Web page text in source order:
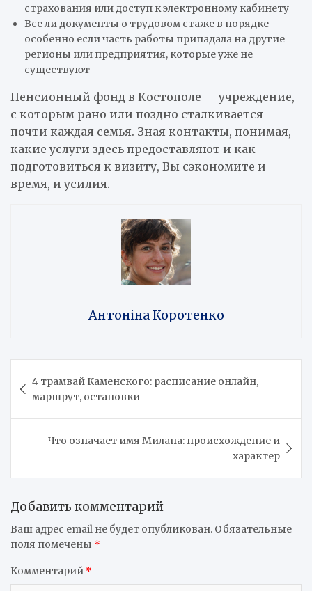
страхования или доступ к электронному кабинету
Все ли документы о трудовом стаже в порядке —
особенно если часть работы припадала на другие
регионы или предприятия, которые уже не
существуют
Пенсионный фонд в Костополе — учреждение,
с которым рано или поздно сталкивается
почти каждая семья. Зная контакты, понимая,
какие услуги здесь предоставляют и как
подготовиться к визиту, Вы сэкономите и
время, и усилия.
Антоніна Коротенко
по
записям
4 трамвай Каменского: расписание онлайн,
маршрут, остановки
Что означает имя Милана: происхождение и
характер
Добавить комментарий
Ваш адрес email не будет опубликован. Обязательные
поля помечены *
Комментарий *